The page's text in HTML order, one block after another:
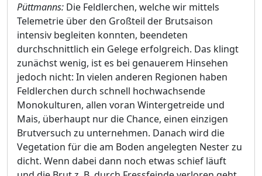
Püttmanns: Die Feldlerchen, welche wir mittels
Telemetrie über den Großteil der Brutsaison
intensiv begleiten konnten, beendeten
durchschnittlich ein Gelege erfolgreich. Das klingt
zunächst wenig, ist es bei genauerem Hinsehen
jedoch nicht: In vielen anderen Regionen haben
Feldlerchen durch schnell hochwachsende
Monokulturen, allen voran Wintergetreide und
Mais, überhaupt nur die Chance, einen einzigen
Brutversuch zu unternehmen. Danach wird die
Vegetation für die am Boden angelegten Nester zu
dicht. Wenn dabei dann noch etwas schief läuft